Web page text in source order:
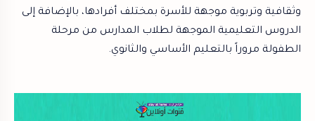
وثقافية وتربوية موجهة للأسرة بمختلف أفرادها، بالإضافة إلى
الدروس التعليمية الموجهة لطلاب المدارس من مرحلة
الطفولة مروراً بالتعليم الأساسي والثانوي.